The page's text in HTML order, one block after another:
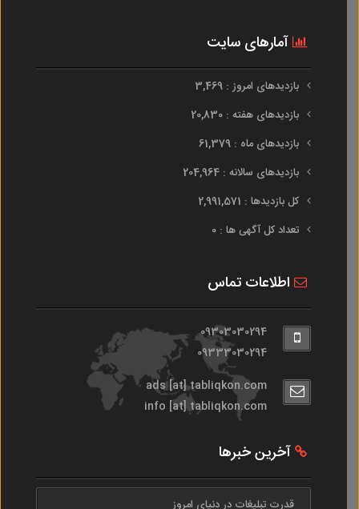
آمارهای سایت
بازدیدهای امروز : 3,469
بازدیدهای هفته : 20,830
بازدیدهای ماه : 61,379
بازدیدهای سالانه : 204,964
کل بازدیدها : 2,991,571
تعداد کل آگهی ها : 0
اطلاعات تماس
09303030294
09333030294
ads [at] tabliqkon.com
info [at] tabliqkon.com
آخرین خبرها
قدرت تبلیغات در دنیای امروز